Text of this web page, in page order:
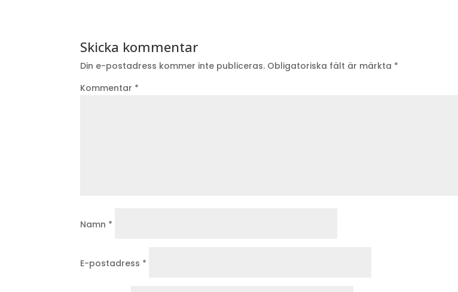
Skicka kommentar
Din e-postadress kommer inte publiceras. Obligatoriska fält är märkta *
Kommentar *
Namn *
E-postadress *